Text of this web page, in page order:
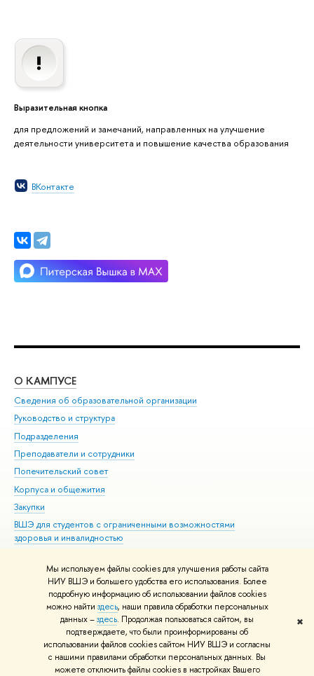
Мы используем файлы cookies для улучшения работы сайта
НИУ ВШЭ и большего удобства его использования. Более
подробную информацию об использовании файлов cookies
можно найти здесь, наши правила обработки персональных
данных –здесь. Продолжая пользоваться сайтом, вы
подтверждаете, что были проинформированы об
использовании файлов cookies сайтом НИУ ВШЭ и согласны
с нашими правилами обработки персональных данных. Вы
можете отключить файлы cookies в настройках Вашего
✖
Выразительная кнопка
для предложений и замечаний, направленных на улучшение
деятельности университета и повышение качества образования
ВКонтакте
О КАМПУСЕ
Сведения об образовательной организации
Руководство и структура
Подразделения
Преподаватели и сотрудники
Попечительский совет
Корпуса и общежития
Закупки
ВШЭ для студентов с ограниченными возможностями
здоровья и инвалидностью
Единая платежная страница
© НИУ ВШЭ 1993–2026 Адреса и контакты Условия использования
материалов Политика конфиденциальности Карта сайта
Шрифты HSE Sans и HSE Slab разработаны вШколе дизайна НИУ ВШЭ